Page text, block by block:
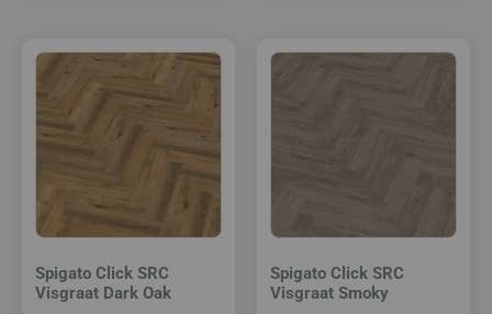
Spigato Click SRC
Visgraat Dark Oak
Spigato Click SRC
Visgraat Smoky